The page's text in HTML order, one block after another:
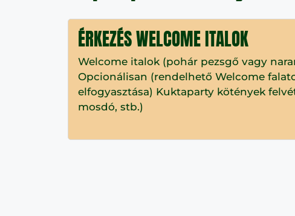
ÉRKEZÉS WELCOME ITALOK
Welcome italok (pohár pezsgő vagy
Opcionálisan (rendelhető Welcome
elfogyasztása) Kuktaparty kötények
mosdó, stb.)